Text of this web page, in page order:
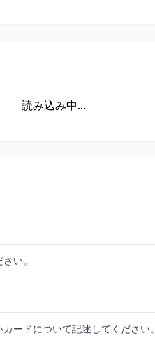
読み込み中...
い。
ードについて記述してください。